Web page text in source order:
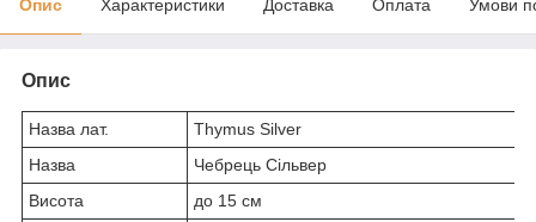
Опис Характеристики Доставка Оплата Умови
Опис
Назва лат.
Thymus Silver
Назва
Чебрець Сільвер
Висота
до 15 см